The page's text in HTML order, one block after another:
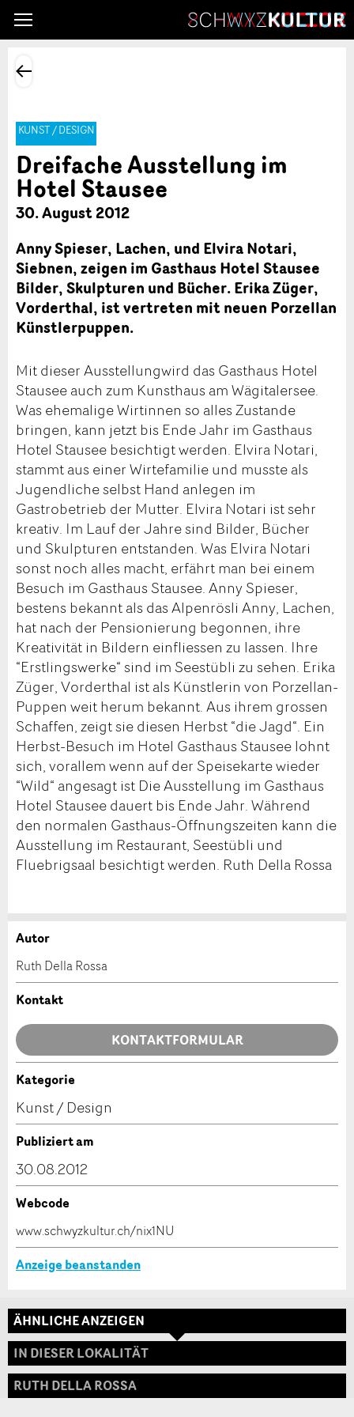
KUNST / DESIGN
Dreifache Ausstellung im
Hotel Stausee
30. August 2012
Anny Spieser, Lachen, und Elvira Notari,
Siebnen, zeigen im Gasthaus Hotel Stausee
Bilder, Skulpturen und Bücher. Erika Züger,
Vorderthal, ist vertreten mit neuen Porzellan
Künstlerpuppen.
Mit dieser Ausstellungwird das Gasthaus Hotel
Stausee auch zum Kunsthaus am Wägitalersee.
Was ehemalige Wirtinnen so alles Zustande
bringen, kann jetzt bis Ende Jahr im Gasthaus
Hotel Stausee besichtigt werden. Elvira Notari,
stammt aus einer Wirtefamilie und musste als
Jugendliche selbst Hand anlegen im
Gastrobetrieb der Mutter. Elvira Notari ist sehr
kreativ. Im Lauf der Jahre sind Bilder, Bücher
und Skulpturen entstanden. Was Elvira Notari
sonst noch alles macht, erfährt man bei einem
Besuch im Gasthaus Stausee. Anny Spieser,
bestens bekannt als das Alpenrösli Anny, Lachen,
hat nach der Pensionierung begonnen, ihre
Kreativität in Bildern einfliessen zu lassen. Ihre
“Erstlingswerke“ sind im Seestübli zu sehen. Erika
Züger, Vorderthal ist als Künstlerin von Porzellan-
Puppen weit herum bekannt. Aus ihrem grossen
Schaffen, zeigt sie diesen Herbst “die Jagd“. Ein
Herbst-Besuch im Hotel Gasthaus Stausee lohnt
sich, vorallem wenn auf der Speisekarte wieder
“Wild“ angesagt ist Die Ausstellung im Gasthaus
Hotel Stausee dauert bis Ende Jahr. Während
den normalen Gasthaus-Öffnungszeiten kann die
Ausstellung im Restaurant, Seestübli und
Fluebrigsaal besichtigt werden. Ruth Della Rossa
Anzeige beanstanden
Ihr Feedback wird sehr geschätzt!
Allgemeines Feedback
Anzeige nicht mehr gültig
Anzeige unvollständig
* Eingabe erforderlich
Anzeige weiterempfehlen
Empfehlen Sie diese Anzeige an Freunde weiter.
* Eingabe erforderlich
Autor
Ruth Della Rossa
Kontakt
KONTAKTFORMULAR
Kontakt
Verfassen Sie eine Nachricht für die Kontaktpersonen
Adresse
Kategorie
Kunst / Design
Publiziert am
30.08.2012
Webcode
www.schwyzkultur.ch/nix1NU
Anzeige beanstanden
ÄHNLICHE ANZEIGEN
IN DIESER LOKALITÄT
RUTH DELLA ROSSA